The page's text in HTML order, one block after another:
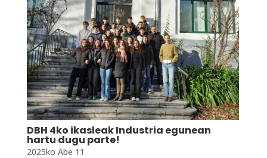
DBH 4ko ikasleak Industria egunean
hartu dugu parte!
2025ko Abe 11